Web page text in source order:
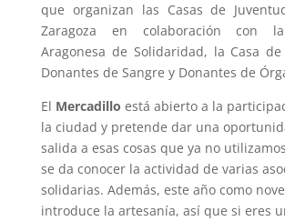
que organizan las Casas de
Zaragoza en colaboración con la
Aragonesa de Solidaridad, la Casa
Donantes de Sangre y Donantes de
El Mercadillo está abierto a la
la ciudad y pretende dar una
salida a esas cosas que ya no
se da conocer la actividad de varias
solidarias. Además, este año como
introduce la artesanía, así que si eres